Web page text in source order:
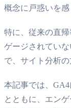
概念に戸惑いを感
特に、従来の直
ゲージされてい
で、サイト分析の
本記事では、
とともに、エン